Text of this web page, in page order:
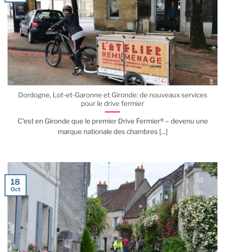
Dordogne, Lot-et-Garonne et Gironde: de nouveaux services
pour le drive fermier
C’est en Gironde que le premier Drive Fermier® – devenu une
marque nationale des chambres [...]
18
Oct